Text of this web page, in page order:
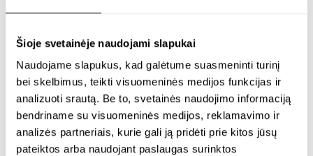
Šioje svetainėje naudojami slapukai
Naudojame slapukus, kad galėtume suasmeninti turinį
bei skelbimus, teikti visuomeninės medijos funkcijas ir
analizuoti srautą. Be to, svetainės naudojimo informaciją
bendriname su visuomeninės medijos, reklamavimo ir
analizės partneriais, kurie gali ją pridėti prie kitos jūsų
pateiktos arba naudojant paslaugas surinktos